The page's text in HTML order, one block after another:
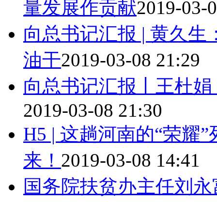
量发展作贡献2019-03-
向总书记汇报 | 黄久生
油干2019-03-08 21:29
向总书记汇报丨王杜
2019-03-08 21:30
H5 | 这趟河南的“荣耀
来！ 2019-03-08 14:41
国务院扶贫办主任刘